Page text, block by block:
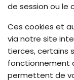
de session ou le
Ces cookies et
via notre site
tierces, certains
fonctionnement
permettent de